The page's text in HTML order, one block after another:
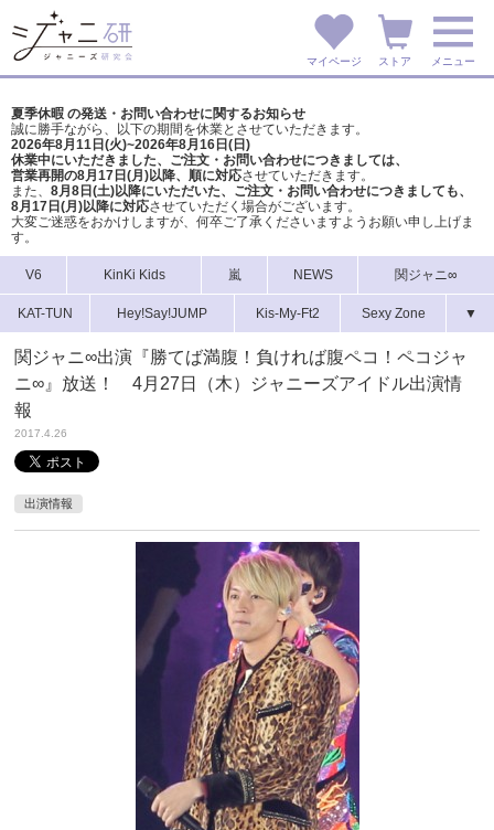
マイページ ストア メニュー
夏季休暇 の発送・お問い合わせに関するお知らせ
誠に勝手ながら、以下の期間を休業とさせていただきます。
2026年8月11日(火)~2026年8月16日(日)
休業中にいただきました、ご注文・お問い合わせにつきましては、
営業再開の8月17日(月)以降、順に対応させていただきます。
また、 8月8日(土)以降にいただいた、ご注文・ お問い合わせにつきましても、
8月17日(月)以降に対応させていただく場合がございます。
大変ご迷惑をおかけしますが、 何卒ご了承くださいますようお願い申し上げま
す。
V6 KinKi Kids 嵐 NEWS 関ジャニ∞
KAT-TUN Hey!Say!JUMP Kis-My-Ft2 Sexy Zone ▼
関ジャニ∞出演『勝てば満腹！負ければ腹ペコ！ペコジャ
ニ∞』放送！ 4月27日（木）ジャニーズアイドル出演情
報
2017.4.26
出演情報